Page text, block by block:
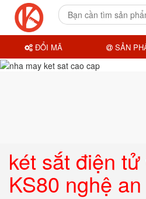
két sắt điện
KS80 nghệ an
ĐỔI MÃ SẢN